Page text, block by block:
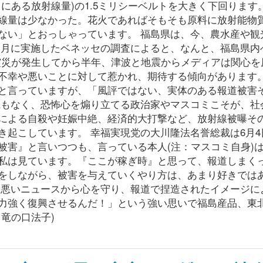
ある放射線量)の1.5ミリシーベルトを大きく下回ります
は少なかった。花火であればそもそも原料に放射能物
」とおっしゃっています。 福島県は、今、農水産や
に実施したベネッセの調査によると、なんと、福島県
が発生してから半年、津波と地震からメディアは関心
や悪いことに対して惹かれ、期待する傾向があります
っていますが、「風評ではない、実体のある報道被害
なく、恐怖心を煽り立てる政治家やマスコミこそが、
る自殺や妊娠中絶、経済的大打撃など、放射線被曝そ
こしています。 幸福実現党の大川隆法名誉総裁は6月
』と言いつつも、言っている本人(注：マスコミ自身)
見ています。『ここが稼ぎ時』と思って、報道しまく
ながら、被害を与えていくやり方は、あまり好きでは
いニュースから心を守り、報道で捏造されたイメージに
く復興させるんだ！」という強い思いで福島産品、東
の口法子)